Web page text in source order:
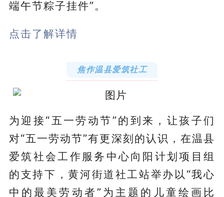
端午节粽子挂件”。
点击了解详情
焦作温县爱筑社工
为迎接“五一劳动节”的到来，让孩子们
对“五一劳动节”有更深刻的认识，在温县
爱筑社会工作服务中心向阳计划项目组
的支持下，黄河街道社工站举办以“我心
中的最美劳动者”为主题的儿童绘画比